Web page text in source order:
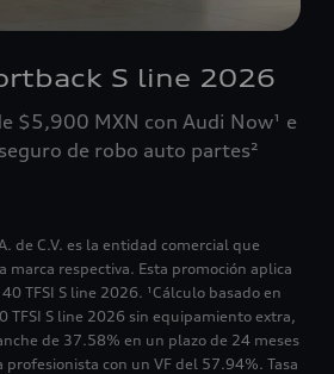
S line 2026
$5,900 MXN con Audi Now¹ e
de robo auto partes²
de C.V. es la entidad comercial que
marca respectiva. Esta promoción aplica
TFSI S line 2026. ¹Cálculo basado en
TFSI S line 2026 sin equipamiento extra,
de 37.58% en un plazo de 24 meses
con un VF del 57.94%. Tasa